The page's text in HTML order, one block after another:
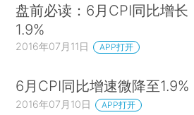
盘前必读：6月CPI同比增长
1.9%
2016年07月11日 APP打开
6月CPI同比增速微降至1.9%
2016年07月10日 APP打开